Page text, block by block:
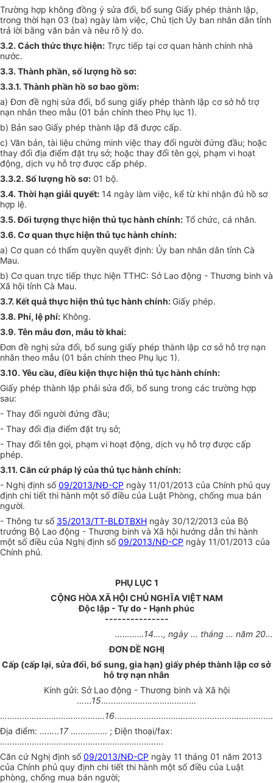
Trường hợp không đồng ý sửa đổi, bổ sung Giấy phép thành lập,
trong thời hạn 03 (ba) ngày làm việc, Chủ tịch Ủy ban nhân dân tỉnh
trả lời bằng văn bản và nêu rõ lý do.
3.2. Cách thức thực hiện: Trực tiếp tại cơ quan hành chính nhà
nước.
3.3. Thành phần, số lượng hồ sơ:
3.3.1. Thành phần hồ sơ bao gồm:
a) Đơn đề nghị sửa đổi, bổ sung giấy phép thành lập cơ sở hỗ trợ
nạn nhân theo mẫu (01 bản chính theo Phụ lục 1).
b) Bản sao Giấy phép thành lập đã được cấp.
c) Văn bản, tài liệu chứng minh việc thay đổi người đứng đầu; hoặc
thay đổi địa điểm đặt trụ sở; hoặc thay đổi tên gọi, phạm vi hoạt
động, dịch vụ hỗ trợđược cấp phép.
3.3.2. Sốlượng hồ sơ: 01 bộ.
3.4. Thời hạn giải quyết: 14 ngày làm việc, kể từ khi nhận đủ hồ sơ
hợp lệ.
3.5. Đối tượng thực hiện thủ tục hành chính: Tổ chức, cá nhân.
3.6. Cơ quan thực hiện thủ tục hành chính:
a) Cơ quan có thẩm quyền quyết định: Ủy ban nhân dân tỉnh Cà
Mau.
b) Cơ quan trực tiếp thực hiện TTHC: Sở Lao động - Thương binh và
Xã hội tỉnh Cà Mau.
3.7. Kết quả thực hiện thủ tục hành chính: Giấy phép.
3.8. Phí, lệ phí: Không.
3.9. Tên mẫu đơn, mẫu tờ khai:
Đơn đề nghị sửa đổi, bổ sung giấy phép thành lập cơ sở hỗ trợ nạn
nhân theo mẫu (01 bản chính theo Phụ lục 1).
3.10. Yêu cầu, điều kiện thực hiện thủ tục hành chính:
Giấy phép thành lập phải sửa đổi, bổ sung trong các trường hợp
sau:
- Thay đổi người đứng đầu;
- Thay đổi địa điểm đặt trụ sở;
- Thay đổi tên gọi, phạm vi hoạt động, dịch vụ hỗ trợ được cấp
phép.
3.11. Căn cứ pháp lý của thủ tục hành chính:
- Nghị định số09/2013/NĐ-CP ngày 11/01/2013 của Chính phủ quy
định chi tiết thi hành một số điều của Luật Phòng, chống mua bán
người.
- Thông tư số 35/2013/TT-BLĐTBXH ngày 30/12/2013 của Bộ
trưởng Bộ Lao động - Thương binh và Xã hội hướng dẫn thi hành
một số điều của Nghị định số09/2013/NĐ-CP ngày 11/01/2013 của
Chính phủ.
PHỤ LỤC 1
CỘNG HÒA XÃ HỘI CHỦ NGHĨA VIỆT NAM
Độc lập - Tự do - Hạnh phúc
---------------
…………14…., ngày … tháng … năm 20…
ĐƠN ĐỀ NGHỊ
Cấp (cấplại, sửa đổi, bổ sung, gia hạn) giấyphép thành lập cơ sở
hỗ trợnạn nhân
Kính gửi: Sở Lao động - Thương binh và Xã hội
…...15…………………………………
…………………………………….16
Địa điểm: ……..17…………… ; Điện thoại/fax:
...................................................................
Căn cứ Nghị định số09/2013/NĐ-CP ngày 11 tháng 01 năm 2013
của Chính phủ quy định chi tiết thi hành một số điều của Luật
phòng, chống mua bán người;